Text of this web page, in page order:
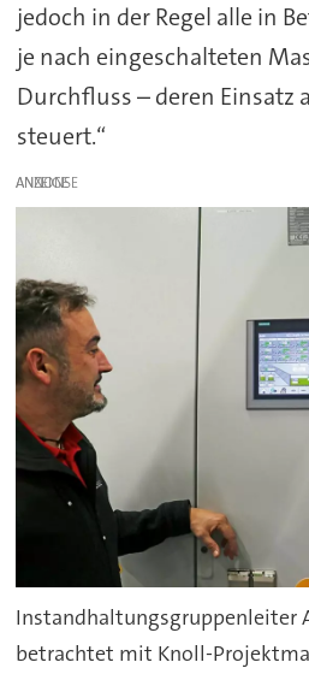
jedoch in der Regel alle in
je nach eingeschalteten
Durchfluss – deren Einsatz
steuert.“
ANZEIGE
Instandhaltungsgruppenleiter
betrachtet mit Knoll-